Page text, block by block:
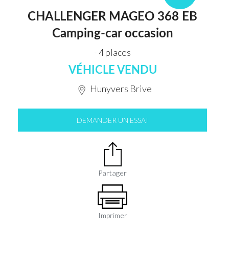
CHALLENGER MAGEO 368 EB
Camping-car occasion
- 4 places
VÉHICLE VENDU
Hunyvers Brive
DEMANDER UN ESSAI
Partager
Imprimer